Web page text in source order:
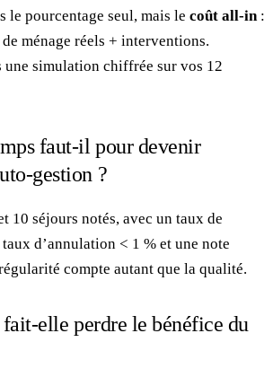
le pourcentage seul, mais le coût all-in:
ménage réels + interventions.
une simulation chiffrée sur vos 12
faut-il pour devenir
gestion ?
10 séjours notés, avec un taux de
d’annulation < 1 % et une note
compte autant que la qualité.
elle perdre le bénéfice du